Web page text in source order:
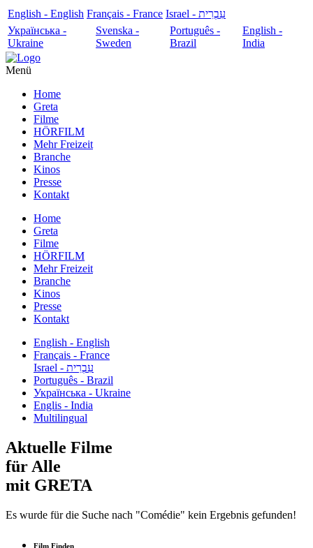
English - English Français - France
עִבְרִית - Israel
Українська -
Ukraine
Svenska -
Sweden
Português -
Brazil
English -
India
Menü
Home
Greta
Filme
HÖRFILM
Mehr Freizeit
Branche
Kinos
Presse
Kontakt
Home
Greta
Filme
HÖRFILM
Mehr Freizeit
Branche
Kinos
Presse
Kontakt
English - English
Français - France
עִבְרִית - Israel
Português - Brazil
Українська - Ukraine
Englis - India
Multilingual
Aktuelle Filme
für Alle
mit GRETA
Es wurde für die Suche nach "Comédie" kein Ergebnis gefunden!
Film Finden